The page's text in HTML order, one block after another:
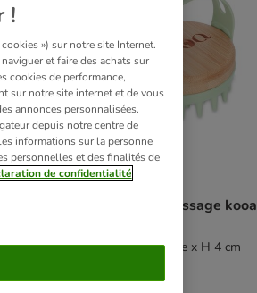
Brosse de massage kooa
8 cm de diamètre x H 4 cm
!
») sur notre site Internet.
et faire des achats sur
cookies de performance,
sur notre site internet et de vous
annonces personnalisées.
depuis notre centre de
informations sur la personne
personnelles et des finalités de
de confidentialité